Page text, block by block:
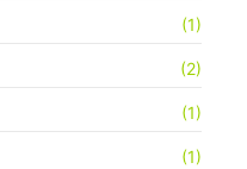
(1)
(2)
(1)
(1)